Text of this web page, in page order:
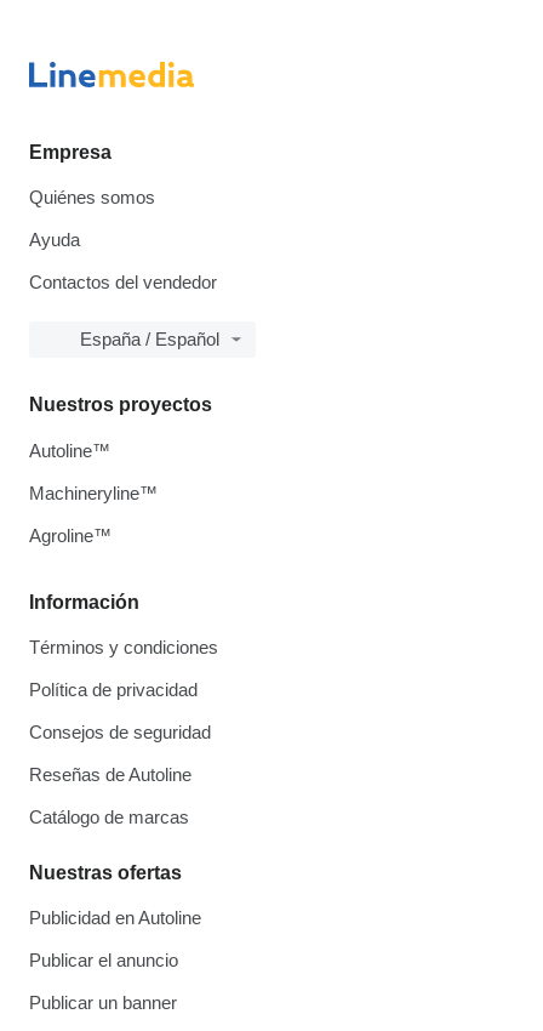
Empresa
Quiénes somos
Ayuda
Contactos del vendedor
España / Español
Información
Términos y condiciones
Política de privacidad
Consejos de seguridad
Reseñas de Autoline
Catálogo de marcas
Nuestras ofertas
Publicidad en Autoline
Publicar el anuncio
Publicar un banner
Nuestros proyectos
Autoline™
Machineryline™
Agroline™